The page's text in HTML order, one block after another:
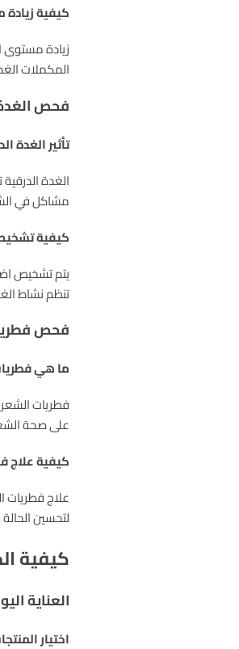
كيفية
زيادة مستوى
المكملات
فحص
تأثير الغدة
الغدة
مشاكل في
كيفية
يتم تشخيص
تنظم نشاط
فحص
ما هي
فطريات
على صحة
كيفية علاج
علاج فطريات
لتحسين
كيفية
العناية
اختيار